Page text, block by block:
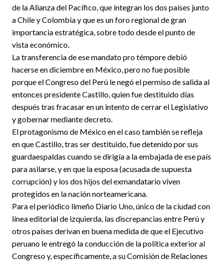
de la Alianza del Pacífico, que integran los dos países junto
a Chile y Colombia y que es un foro regional de gran
importancia estratégica, sobre todo desde el punto de
vista económico.
La transferencia de ese mandato pro témpore debió
hacerse en diciembre en México, pero no fue posible
porque el Congreso del Perú le negó el permiso de salida al
entonces presidente Castillo, quien fue destituido días
después tras fracasar en un intento de cerrar el Legislativo
y gobernar mediante decreto.
El protagonismo de México en el caso también se refleja
en que Castillo, tras ser destituido, fue detenido por sus
guardaespaldas cuando se dirigía a la embajada de ese país
para asilarse, y en que la esposa (acusada de supuesta
corrupción) y los dos hijos del exmandatario viven
protegidos en la nación norteamericana.
Para el periódico limeño Diario Uno, único de la ciudad con
línea editorial de izquierda, las discrepancias entre Perú y
otros países derivan en buena medida de que el Ejecutivo
peruano le entregó la conducción de la política exterior al
Congreso y, específicamente, a su Comisión de Relaciones